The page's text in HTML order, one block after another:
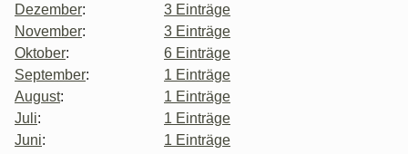
Dezember:
3 Einträge
November:
3 Einträge
Oktober:
6 Einträge
September:
1 Einträge
August:
1 Einträge
Juli:
1 Einträge
Juni:
1 Einträge